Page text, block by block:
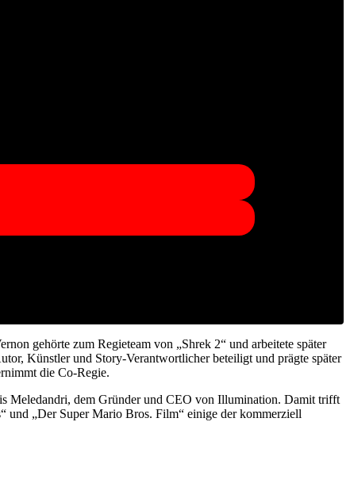
gehörte zum Regieteam von „Shrek 2“ und arbeitete später
Künstler und Story-Verantwortlicher beteiligt und prägte später
die Co-Regie.
Meledandri, dem Gründer und CEO von Illumination. Damit trifft
und „Der Super Mario Bros. Film“ einige der kommerziell